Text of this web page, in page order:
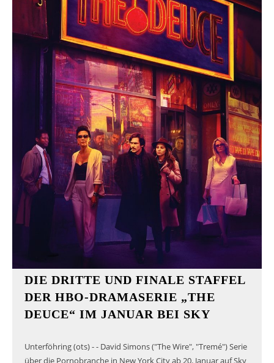
DIE DRITTE UND FINALE STAFFEL
DER HBO-DRAMASERIE „THE
DEUCE“ IM JANUAR BEI SKY
Unterföhring (ots) - - David Simons ("The Wire", "Tremé") Serie
über die Pornobranche in New York City ab 20. Januar auf Sky